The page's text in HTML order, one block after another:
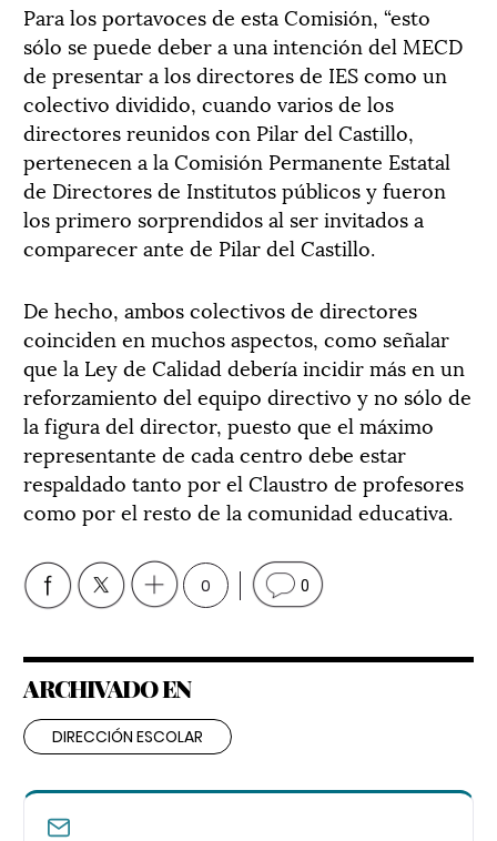
Para los portavoces de esta Comisión, “esto
sólo se puede deber a una intención del MECD
de presentar a los directores de IES como un
colectivo dividido, cuando varios de los
directores reunidos con Pilar del Castillo,
pertenecen a la Comisión Permanente Estatal
de Directores de Institutos públicos y fueron
los primero sorprendidos al ser invitados a
comparecer ante de Pilar del Castillo.
De hecho, ambos colectivos de directores
coinciden en muchos aspectos, como señalar
que la Ley de Calidad debería incidir más en un
reforzamiento del equipo directivo y no sólo de
la figura del director, puesto que el máximo
representante de cada centro debe estar
respaldado tanto por el Claustro de profesores
como por el resto de la comunidad educativa.
0 0
ARCHIVADO EN
DIRECCIÓN ESCOLAR